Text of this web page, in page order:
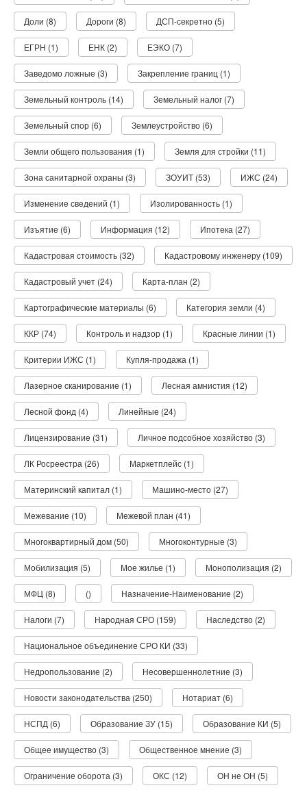
Доли (8) Дороги (8) ДСП-секретно (5)
ЕГРН (1) ЕНК (2) ЕЭКО (7)
Заведомо ложные (3) Закрепление границ (1)
Земельный контроль (14) Земельный налог (7)
Земельный спор (6) Землеустройство (6)
Земли общего пользования (1) Земля для стройки (11)
Зона санитарной охраны (3) ЗОУИТ (53) ИЖС (24)
Изменение сведений (1) Изолированность (1)
Изъятие (6) Информация (12) Ипотека (27)
Кадастровая стоимость (32) Кадастровому инженеру (109)
Кадастровый учет (24) Карта-план (2)
Картографические материалы (6) Категория земли (4)
ККР (74) Контроль и надзор (1) Красные линии (1)
Критерии ИЖС (1) Купля-продажа (1)
Лазерное сканирование (1) Лесная амнистия (12)
Лесной фонд (4) Линейные (24)
Лицензирование (31) Личное подсобное хозяйство (3)
ЛК Росреестра (26) Маркетплейс (1)
Материнский капитал (1) Машино-место (27)
Межевание (10) Межевой план (41)
Многоквартирный дом (50) Многоконтурные (3)
Мобилизация (5) Мое жилье (1) Монополизация (2)
МФЦ (8) () Назначение-Наименование (2)
Налоги (7) Народная СРО (159) Наследство (2)
Национальное объединение СРО КИ (33)
Недропользование (2) Несовершеннолетние (3)
Новости законодательства (250) Нотариат (6)
НСПД (6) Образование ЗУ (15) Образование КИ (5)
Общее имущество (3) Общественное мнение (3)
Ограничение оборота (3) ОКС (12) ОН не ОН (5)